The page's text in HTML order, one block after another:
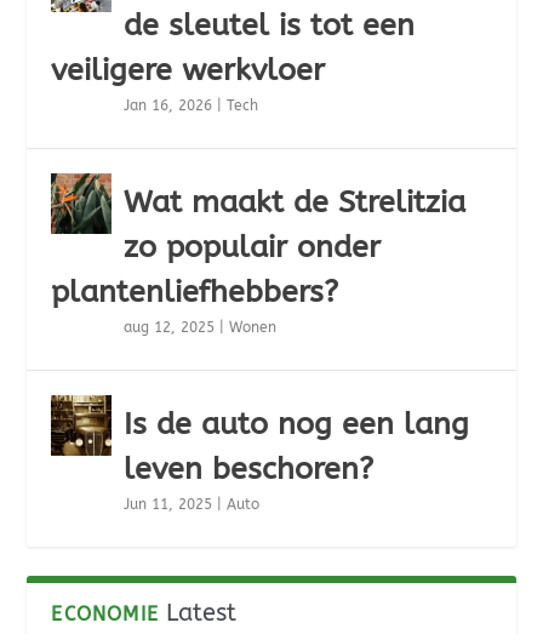
de sleutel is tot een
veiligere werkvloer
Jan 16, 2026 |Tech
Wat maakt de Strelitzia
zo populair onder
plantenliefhebbers?
aug 12, 2025 |Wonen
Is de auto nog een lang
leven beschoren?
Jun 11, 2025 |Auto
ECONOMIE Latest